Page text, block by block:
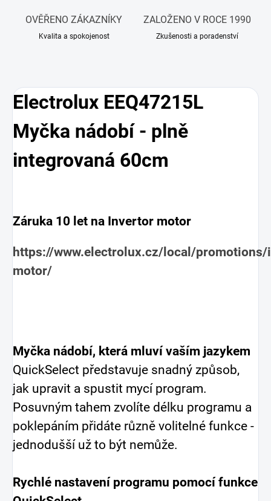
OVĚŘENO ZÁKAZNÍKY
Kvalita a spokojenost
ZALOŽENO V ROCE 1990
Zkušenosti a poradenství
Electrolux EEQ47215L
Myčka nádobí - plně
integrovaná 60cm
Záruka 10 let na Invertor motor
https://www.electrolux.cz/local/
motor/
Myčka nádobí, která mluví vaším jazykem
QuickSelect představuje snadný způsob,
jak upravit a spustit mycí program.
Posuvným tahem zvolíte délku programu a
poklepáním přidáte různě volitelné funkce -
jednodušší už to být nemůže.
Rychlé nastavení programu pomocí funkce